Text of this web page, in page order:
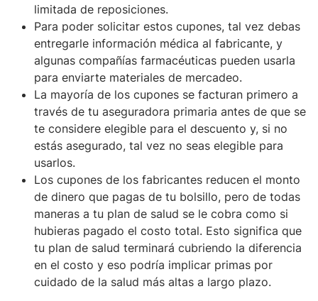
limitada de reposiciones.
Para poder solicitar estos cupones, tal vez debas
entregarle información médica al fabricante, y
algunas compañías farmacéuticas pueden usarla
para enviarte materiales de mercadeo.
La mayoría de los cupones se facturan primero a
través de tu aseguradora primaria antes de que se
te considere elegible para el descuento y, si no
estás asegurado, tal vez no seas elegible para
usarlos.
Los cupones de los fabricantes reducen el monto
de dinero que pagas de tu bolsillo, pero de todas
maneras a tu plan de salud se le cobra como si
hubieras pagado el costo total. Esto significa que
tu plan de salud terminará cubriendo la diferencia
en el costo y eso podría implicar primas por
cuidado de la salud más altas a largo plazo.